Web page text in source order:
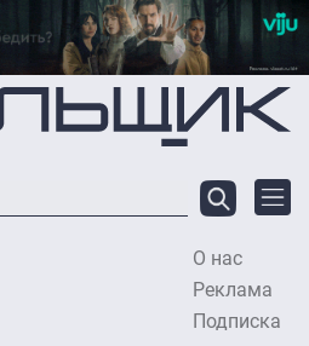
О нас
Реклама
Подписка